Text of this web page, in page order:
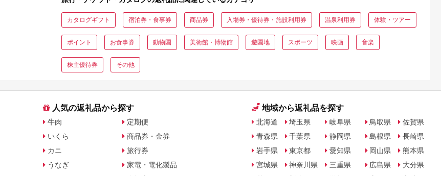
カタログギフト 宿泊券・食事券 商品券 入場券・優待券・施設利用券 温泉利用券 体験・ツアー
ポイント お食事券 動物園 美術館・博物館 遊園地 スポーツ 映画 音楽
株主優待券 その他
人気の返礼品から探す
牛肉
いくら
カニ
うなぎ
定期便
商品券・金券
旅行券
家電・電化製品
地域から返礼品を探す
北海道
青森県
岩手県
宮城県
埼玉県
千葉県
東京都
神奈川県
岐阜県
静岡県
愛知県
三重県
鳥取県
島根県
岡山県
広島県
佐賀県
長崎県
熊本県
大分県